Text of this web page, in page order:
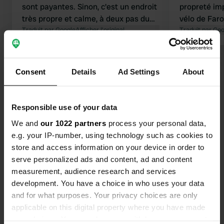
Consent Details Ad Settings About
Responsible use of your data
We and our 1022 partners process your personal data,
e.g. your IP-number, using technology such as cookies to
store and access information on your device in order to
serve personalized ads and content, ad and content
measurement, audience research and services
development. You have a choice in who uses your data
and for what purposes. Your privacy choices are only
applicable on this digital property where you have made
sont payantes. Sinon, c'est un endroit
très propre et calme, à deux pas du
phare et de la réserve. Si vous êtes à
mieux que celle de Faro 😉
Traduit par GoogleAfficher l'original
propreté
vélo de
itinéraires
splendides.
Traduit par
Contact
Emplacement
Rua Aquilino Ribeiro 7
Copie